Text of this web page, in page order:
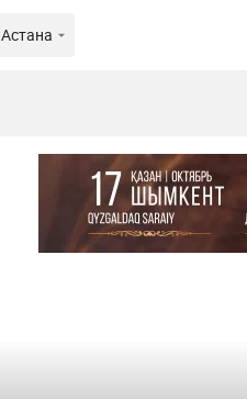
Астана